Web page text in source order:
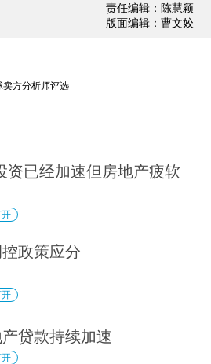
责任编辑：陈慧颖
版面编辑：曹文姣
方分析师评选
资已经加速但房地产疲软
政策应分
贷款持续加速